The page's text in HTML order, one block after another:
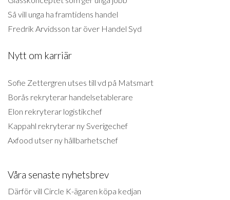
Så vill unga ha framtidens handel
Fredrik Arvidsson tar över Handel Syd
Nytt om karriär
Sofie Zettergren utses till vd på Matsmart
Borås rekryterar handelsetablerare
Elon rekryterar logistikchef
Kappahl rekryterar ny Sverigechef
Axfood utser ny hållbarhetschef
Våra senaste nyhetsbrev
Därför vill Circle K-ägaren köpa kedjan